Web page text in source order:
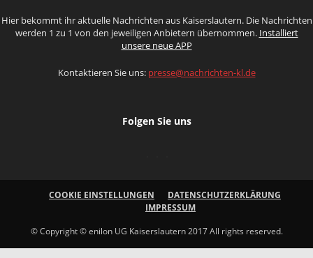
Hier bekommt ihr aktuelle Nachrichten aus Kaiserslautern. Die Nachrichten
werden 1 zu 1 von den jeweiligen Anbietern übernommen. Installiert
unsere neue APP
Kontaktieren Sie uns: presse@nachrichten-kl.de
Folgen Sie uns
COOKIE EINSTELLUNGEN
DATENSCHUTZERKLÄRUNG
IMPRESSUM
© Copyright © enilon UG Kaiserslautern 2017 All rights reserved.